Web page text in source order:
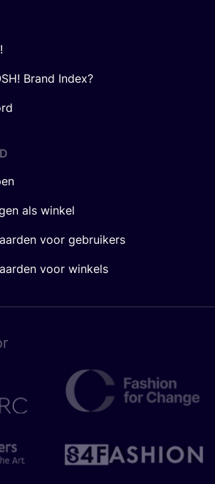
Brand Index?
als winkel
voor gebruikers
voor winkels